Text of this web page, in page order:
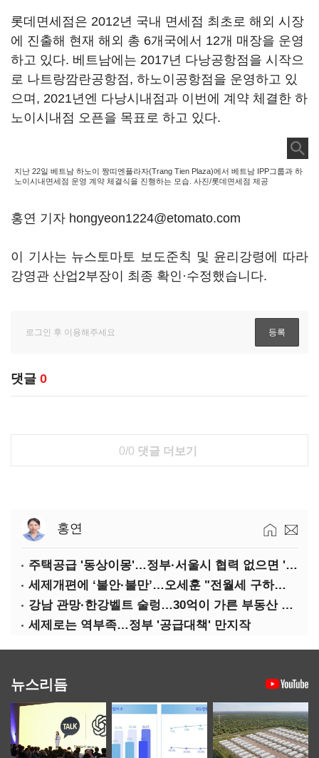
롯데면세점은 2012년 국내 면세점 최초로 해외 시장
에 진출해 현재 해외 총 6개국에서 12개 매장을 운영
하고 있다. 베트남에는 2017년 다낭공항점을 시작으
로 나트랑깜란공항점, 하노이공항점을 운영하고 있
으며, 2021년엔 다낭시내점과 이번에 계약 체결한 하
노이시내점 오픈을 목표로 하고 있다.
지난 22일 베트남 하노이 짱띠엔플라자(Trang Tien Plaza)에서 베트남 IPP그룹과 하
노이시내면세점 운영 계약 체결식을 진행하는 모습. 사진/롯데면세점 제공
홍연 기자 hongyeon1224@etomato.com
이 기사는 뉴스토마토 보도준칙 및 윤리강령에 따라
강영관 산업2부장이 최종 확인·수정했습니다.
댓글 0
0/0 댓글 더보기
홍연
주택공급 '동상이몽'…정부·서울시 협력 없으면 '공수표'
세제개편에 ‘불안·불만’…오세훈 "전월세 구하기 더 힘들어질 것"
강남 관망·한강벨트 술렁…30억이 가른 부동산 민심
세제로는 역부족…정부 '공급대책' 만지작
뉴스리듬